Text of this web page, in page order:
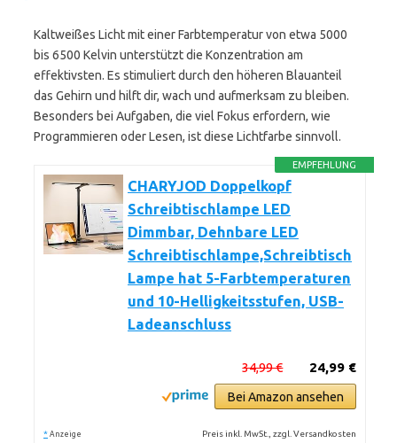
Kaltweißes Licht mit einer Farbtemperatur von etwa 5000
bis 6500 Kelvin unterstützt die Konzentration am
effektivsten. Es stimuliert durch den höheren Blauanteil
das Gehirn und hilft dir, wach und aufmerksam zu bleiben.
Besonders bei Aufgaben, die viel Fokus erfordern, wie
Programmieren oder Lesen, ist diese Lichtfarbe sinnvoll.
EMPFEHLUNG
CHARYJOD Doppelkopf
Schreibtischlampe LED
Dimmbar, Dehnbare LED
Schreibtischlampe,Schreibtisch
Lampe hat 5-Farbtemperaturen
und 10-Helligkeitsstufen, USB-
Ladeanschluss
24,99 €
34,99 €
Bei Amazon ansehen
* Anzeige Preis inkl. MwSt., zzgl. Versandkosten